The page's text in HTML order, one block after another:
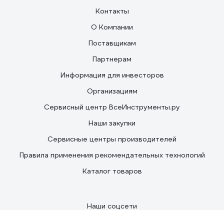
Контакты
О Компании
Поставщикам
Партнерам
Информация для инвесторов
Организациям
Сервисный центр ВсеИнструменты.ру
Наши закупки
Сервисные центры производителей
Правила применения рекомендательных технологий
Каталог товаров
Наши соцсети